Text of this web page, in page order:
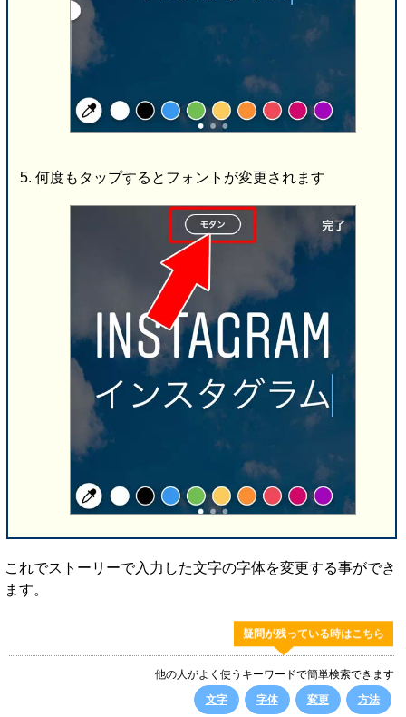
何度もタップするとフォントが変更されます
これでストーリーで入力した文字の字体を変更する事ができ
ます。
疑問が残っている時はこちら
他の人がよく使うキーワードで簡単検索できます
文字
字体 変更 方法